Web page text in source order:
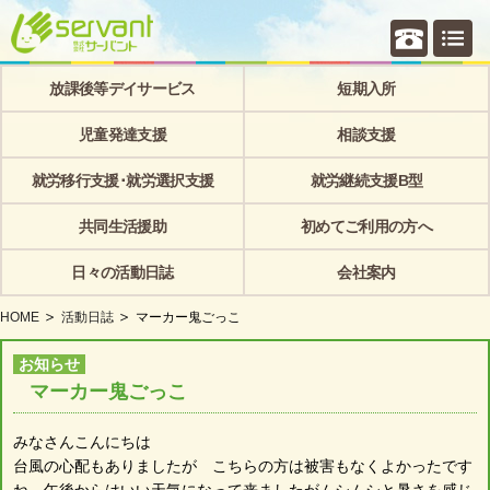
個別相
放課後等デイサービス 短期入所
児童発達支援 相談支援
就労移行支援･就労選択支援 就労継続支援B型
共同生活援助 初めてご利用の方へ
日々の活動日誌 会社案内
HOME 活動日誌 マーカー鬼ごっこ
お知らせ
マーカー鬼ごっこ
みなさんこんにちは
台風の心配もありましたが こちらの方は被害もなくよかったです